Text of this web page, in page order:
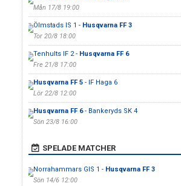
Mån 17/8 19:00
Ölmstads IS 1 - Husqvarna FF 3
Tor 20/8 18:00
Tenhults IF 2 - Husqvarna FF 6
Fre 21/8 17:00
Husqvarna FF 5- IF Haga 6
Lör 22/8 12:00
Husqvarna FF 6- Bankeryds SK 4
Sön 23/8 16:00
SPELADE MATCHER
Norrahammars GIS 1 - Husqvarna FF 3
Sön 14/6 12:00